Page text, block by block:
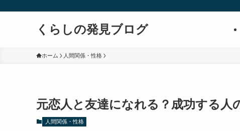
くらしの発見ブログ
ホーム 人間関係・性格
元恋人と友達になれる？成功する人
人間関係・性格